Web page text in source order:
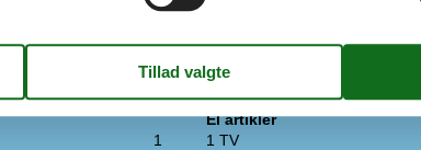
1
El artikler
1 TV